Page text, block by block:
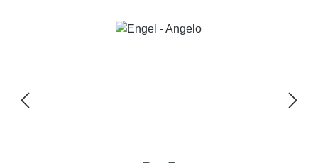
Bildergalerie überspringen